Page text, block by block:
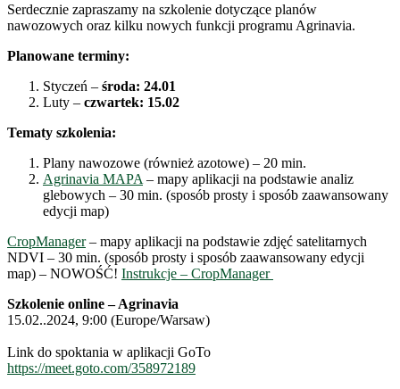
Serdecznie zapraszamy na szkolenie dotyczące planów
nawozowych oraz kilku nowych funkcji programu Agrinavia.
Planowane terminy:
Styczeń – środa: 24.01
Luty – czwartek: 15.02
Tematy szkolenia:
Plany nawozowe (również azotowe) – 20 min.
Agrinavia MAPA – mapy aplikacji na podstawie analiz
glebowych – 30 min. (sposób prosty i sposób zaawansowany
edycji map)
CropManager– mapy aplikacji na podstawie zdjęć satelitarnych
NDVI – 30 min. (sposób prosty i sposób zaawansowany edycji
map) – NOWOŚĆ! Instrukcje – CropManager
Szkolenie online – Agrinavia
15.02..2024, 9:00 (Europe/Warsaw)
Link do spoktania w aplikacji GoTo
https://meet.goto.com/358972189